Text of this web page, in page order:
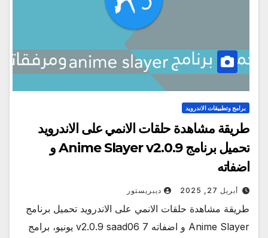
برامج وتطبيقات الاندرويد
طريقة مشاهدة حلقات الانمي على الاندرويد
تحميل برنامج Anime Slayer v2.0.9 و
اضفاته
أبريل 27, 2025 ديبريستور
طريقة مشاهدة حلقات الانمي على الاندرويد تحميل برنامج
Anime Slayer و اضفاته v2.0.9 saad06 7 يونيو، برامج